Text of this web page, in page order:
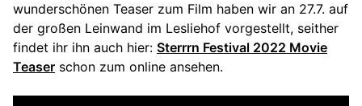
wunderschönen Teaser zum Film haben wir an 27.7. auf
der großen Leinwand im Lesliehof vorgestellt, seither
findet ihr ihn auch hier: Sterrrn Festival 2022 Movie
Teaser schon zum online ansehen.